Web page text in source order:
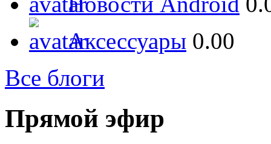
Аксессуары 0.00
Все блоги
Прямой эфир